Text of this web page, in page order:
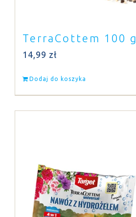
TerraCottem 100 g
14,99 zł
Dodaj do koszyka